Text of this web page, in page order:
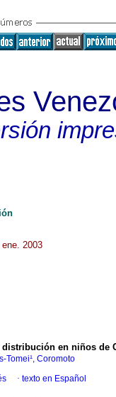
2003
en niños de
Tomei¹, Coromoto
· texto en Español